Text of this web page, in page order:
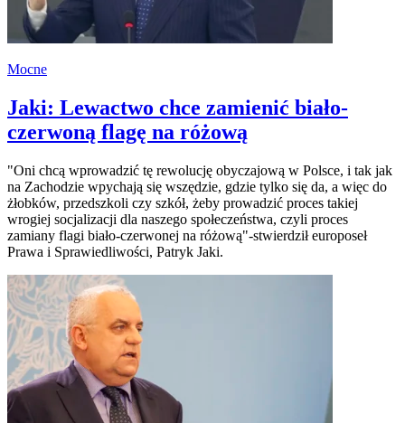
Mocne
Jaki: Lewactwo chce zamienić biało-
czerwoną flagę na różową
"Oni chcą wprowadzić tę rewolucję obyczajową w Polsce, i tak jak
na Zachodzie wpychają się wszędzie, gdzie tylko się da, a więc do
żłobków, przedszkoli czy szkół, żeby prowadzić proces takiej
wrogiej socjalizacji dla naszego społeczeństwa, czyli proces
zamiany flagi biało-czerwonej na różową"-stwierdził europoseł
Prawa i Sprawiedliwości, Patryk Jaki.